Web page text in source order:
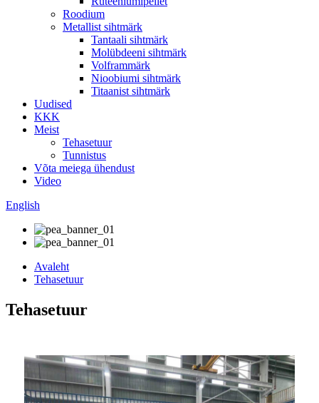
Roodium
Metallist sihtmärk
Tantaali sihtmärk
Molübdeeni sihtmärk
Volframmärk
Nioobiumi sihtmärk
Titaanist sihtmärk
Uudised
KKK
Meist
Tehasetuur
Tunnistus
Võta meiega ühendust
Video
English
Avaleht
Tehasetuur
Tehasetuur